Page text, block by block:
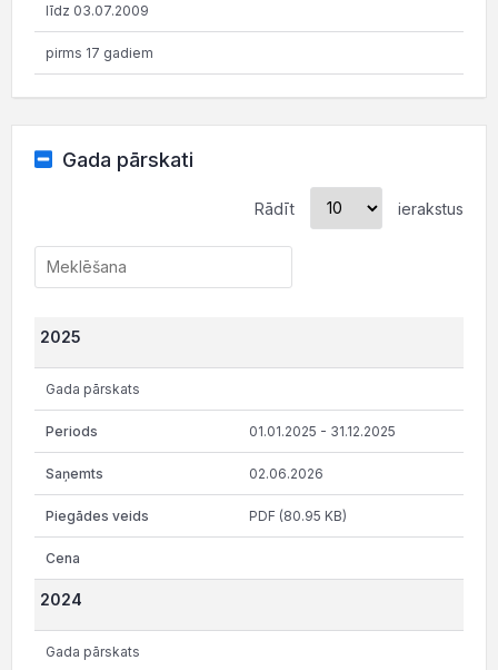
līdz 03.07.2009
pirms 17 gadiem
Gada pārskati
Rādīt ierakstus
2025
Gada pārskats
01.01.2025 - 31.12.2025
02.06.2026
PDF (80.95 KB)
2024
Gada pārskats